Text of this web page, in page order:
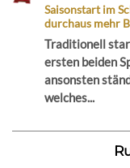
Saisonstart im
durchaus mehr
Traditionell
ersten beiden
ansonsten
welches...